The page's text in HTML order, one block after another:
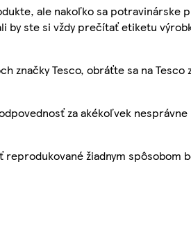
ale nakoľko sa potravinárske
by ste si vždy prečítať etiketu
značky Tesco, obráťte sa na Tesco
za akékoľvek
žiadnym spôsobom